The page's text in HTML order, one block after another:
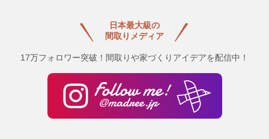
日本最大級の
間取りメディア
17万フォロワー突破！間取りや家づくりアイデアを配信中！